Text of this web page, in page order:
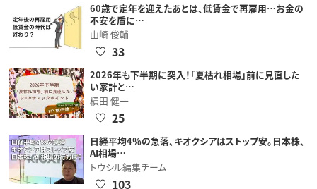
60歳で定年を迎えたあとは、低賃金で再雇用…お金の
不安を盾に…
山崎 俊輔
33
2026年も下半期に突入！「夏枯れ相場」前に見直した
い家計と…
横田 健一
25
日経平均4％の急落、キオクシアはストップ安。日本株、
AI相場…
トウシル編集チーム
103